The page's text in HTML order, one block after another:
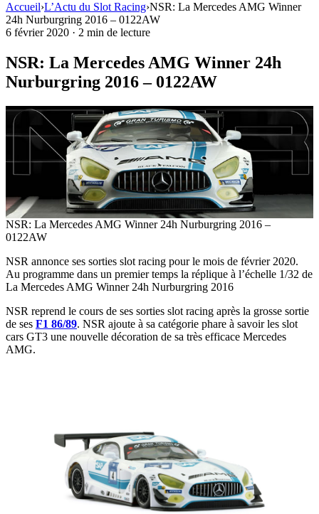
Accueil›L’Actu du Slot Racing›NSR: La Mercedes AMG Winner
24h Nurburgring 2016 – 0122AW
6 février 2020 · 2 min de lecture
NSR: La Mercedes AMG Winner 24h
Nurburgring 2016 – 0122AW
NSR: La Mercedes AMG Winner 24h Nurburgring 2016 –
0122AW
NSR annonce ses sorties slot racing pour le mois de février 2020.
Au programme dans un premier temps la réplique à l’échelle 1/32 de
La Mercedes AMG Winner 24h Nurburgring 2016
NSR reprend le cours de ses sorties slot racing après la grosse sortie
de ses F1 86/89. NSR ajoute à sa catégorie phare à savoir les slot
cars GT3 une nouvelle décoration de sa très efficace Mercedes
AMG.